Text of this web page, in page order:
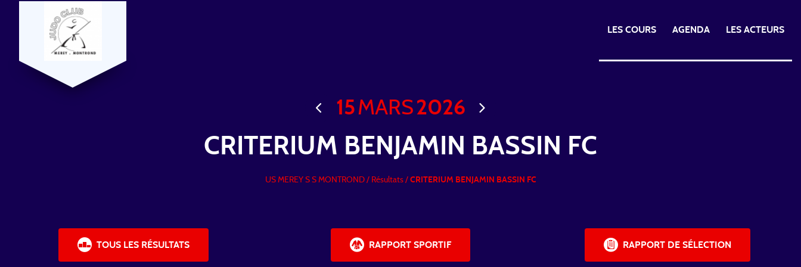
LES COURS AGENDA LES ACTEURS
15MARS2026
CRITERIUM BENJAMIN BASSIN FC
US MEREY S S MONTROND/ Résultats / CRITERIUM BENJAMIN BASSIN FC
TOUS LES RÉSULTATS RAPPORT SPORTIF RAPPORT DE SÉLECTION